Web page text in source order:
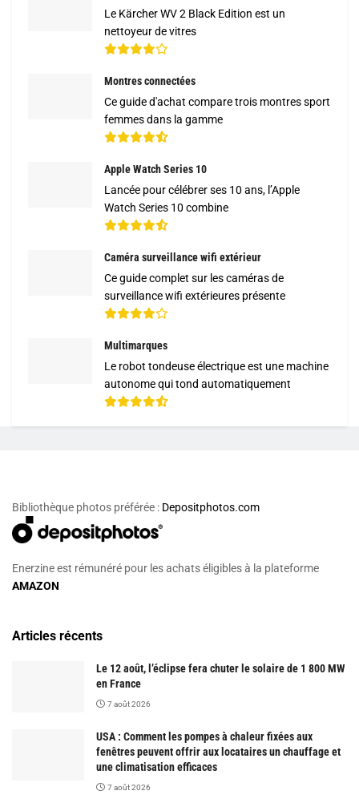
Le Kärcher WV 2 Black Edition est un
nettoyeur de vitres
Montres connectées
Ce guide d'achat compare trois montres sport
femmes dans la gamme
Apple Watch Series 10
Lancée pour célébrer ses 10 ans, l’Apple
Watch Series 10 combine
Caméra surveillance wifi extérieur
Ce guide complet sur les caméras de
surveillance wifi extérieures présente
Multimarques
Le robot tondeuse électrique est une machine
autonome qui tond automatiquement
Bibliothèque photos préférée : Depositphotos.com
Enerzine est rémunéré pour les achats éligibles à la plateforme
AMAZON
Articles récents
Le 12 août, l’éclipse fera chuter le solaire de 1 800 MW
en France
7 août 2026
USA : Comment les pompes à chaleur fixées aux
fenêtres peuvent offrir aux locataires un chauffage et
une climatisation efficaces
7 août 2026